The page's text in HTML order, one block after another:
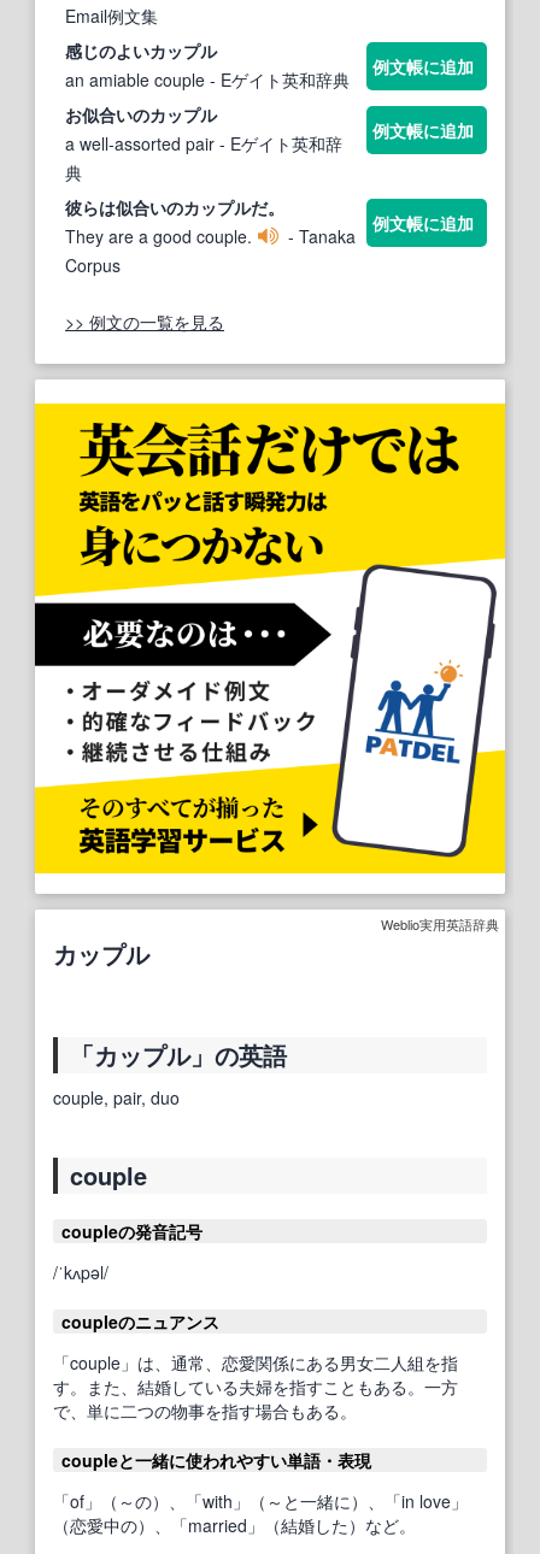
Email例文集
感じのよいカップル
an amiable couple - Eゲイト英和辞典
例文帳に追加
お似合いのカップル
a well‐assorted pair - Eゲイト英和辞
典
例文帳に追加
彼らは似合いのカップルだ。
They are a good couple.
- Tanaka
Corpus
例文帳に追加
>> 例文の一覧を見る
Weblio実用英語辞典
カップル
「カップル」の英語
couple, pair, duo
couple
coupleの発音記号
/ˈkʌpəl/
coupleのニュアンス
「couple」は、通常、恋愛関係にある男女二人組を指
す。また、結婚している夫婦を指すこともある。一方
で、単に二つの物事を指す場合もある。
coupleと一緒に使われやすい単語・表現
「of」（～の）、「with」（～と一緒に）、「in love」
（恋愛中の）、「married」（結婚した）など。